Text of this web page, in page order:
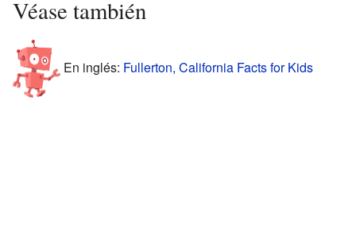
Véase también
En inglés: Fullerton, California Facts for Kids